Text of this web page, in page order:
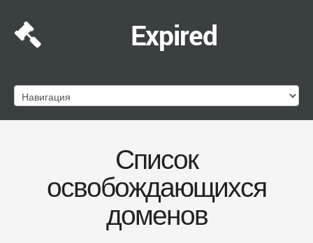
Expired
Список
освобождающихся
доменов